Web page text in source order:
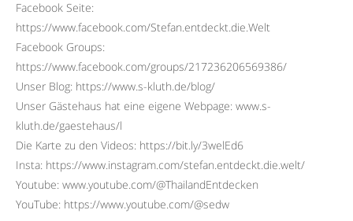
Facebook Seite:
https://www.facebook.com/Stefan.entdeckt.die.Welt
Facebook Groups:
https://www.facebook.com/groups/217236206569386/
Unser Blog: https://www.s-kluth.de/blog/
Unser Gästehaus hat eine eigene Webpage: www.s-
kluth.de/gaestehaus/l
Die Karte zu den Videos: https://bit.ly/3welEd6
Insta: https://www.instagram.com/stefan.entdeckt.die.welt/
Youtube: www.youtube.com/@ThailandEntdecken
YouTube: https://www.youtube.com/@sedw